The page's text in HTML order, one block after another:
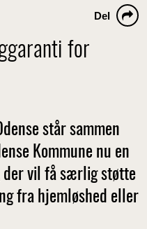
for
Del
står sammen
Kommune nu en
der vil få særlig støtte
fra hjemløshed eller